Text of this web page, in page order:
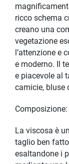
ricco schema
creano una
vegetazione
l’attenzione e
e moderno. Il
e piacevole al
camicie, bluse
La viscosa è
taglio ben
esaltandone i